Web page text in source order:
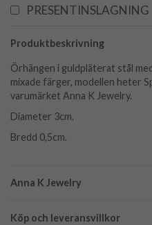
PRESENTINSLAGNING
Produktbeskrivning
Anna K Jewelry
Köp och leveransvillkor
Örhängen i guldpläterat stål
mixade färger, modellen heter
varumärket Anna K Jewelry.
Diameter 3cm.
Bredd 0,5cm.